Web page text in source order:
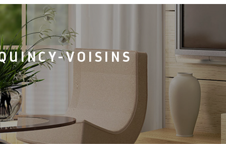
RÉFÉRENCE
VOISINS